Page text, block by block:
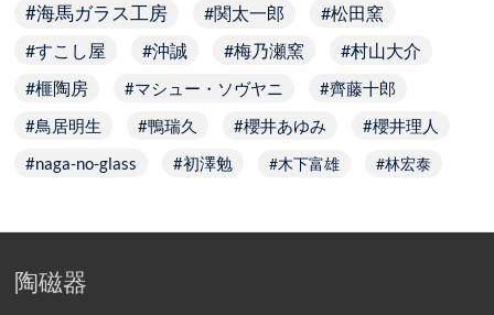
海馬ガラス工房 関太一郎
松田窯
すこし屋
沖誠 梅乃瀬窯 村山大介
榧陶房 マシュー・ソヴヤニ
齊藤十郎
鳥居明生
鴨瑞久 櫻井あゆみ
櫻井理人
naga-no-glass
初澤勉 木下富雄 林宏泰
陶磁器